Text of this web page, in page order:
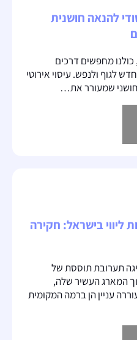
להנאה חושנית
כולנו מחפשים דרכים
לגוף ולנפש. עיסוי אירוטי
שמעורר את…
ליווי בישראל: חקירה
תערובת תוססת של
המארג העשיר שלה,
עניין הן ברמה המקומית